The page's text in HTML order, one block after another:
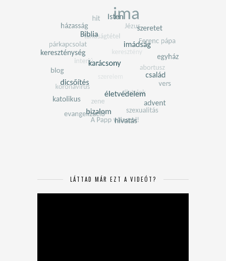
LÁTTAD MÁR EZT A VIDEÓT?